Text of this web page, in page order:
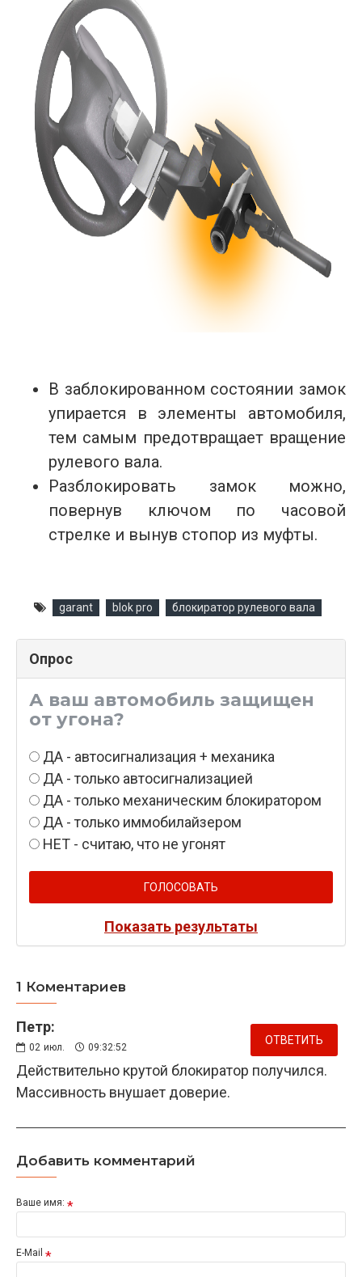
В заблокированном состоянии замок
упирается в элементы автомобиля,
тем самым предотвращает вращение
рулевого вала.
Разблокировать замок можно,
повернув ключом по часовой
стрелке и вынув стопор из муфты.
garant blok pro блокиратор рулевого вала
Опрос
А ваш автомобиль защищен
от угона?
ДА - автосигнализация + механика
ДА - только автосигнализацией
ДА - только механическим блокиратором
ДА - только иммобилайзером
НЕТ - считаю, что не угонят
ГОЛОСОВАТЬ
Показать результаты
1 Коментариев
Петр:
02 июл. 09:32:52
ОТВЕТИТЬ
Действительно крутой блокиратор получился.
Массивность внушает доверие.
Добавить комментарий
Ваше имя:
E-Mail